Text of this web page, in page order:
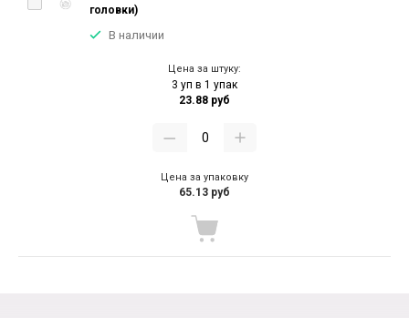
головки)
В наличии
Цена за штуку:
3 уп в 1 упак
23.88 руб
Цена за упаковку
65.13 руб